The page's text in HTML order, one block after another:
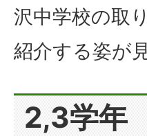
沢中学校の取
紹介する姿が
2,3学年